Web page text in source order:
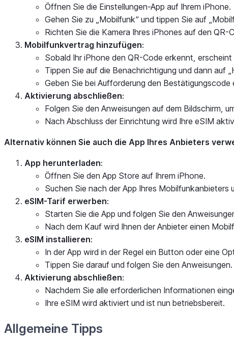
Öffnen Sie die Einstellungen-App auf Ihrem iPhone.
Gehen Sie zu „Mobilfunk“ und tippen Sie auf
Richten Sie die Kamera Ihres iPhones auf den
Mobilfunkvertrag hinzufügen:
Sobald Ihr iPhone den QR-Code erkennt,
Tippen Sie auf die Benachrichtigung und dann auf
Geben Sie bei Aufforderung den
Aktivierung abschließen:
Folgen Sie den Anweisungen auf dem Bildschirm,
Nach Abschluss der Einrichtung wird Ihre eSIM
Alternativ können Sie auch die App Ihres Anbieters
App herunterladen:
Öffnen Sie den App Store auf Ihrem iPhone.
Suchen Sie nach der App Ihres Mobilfunkanbieters
eSIM-Tarif erwerben:
Starten Sie die App und folgen Sie den
Nach dem Kauf wird Ihnen der Anbieter einen
eSIM installieren:
In der App wird in der Regel ein Button oder eine
Tippen Sie darauf und folgen Sie den
Aktivierung abschließen:
Nachdem Sie alle erforderlichen Informationen
Ihre eSIM wird aktiviert und ist nun betriebsbereit.
Allgemeine Tipps